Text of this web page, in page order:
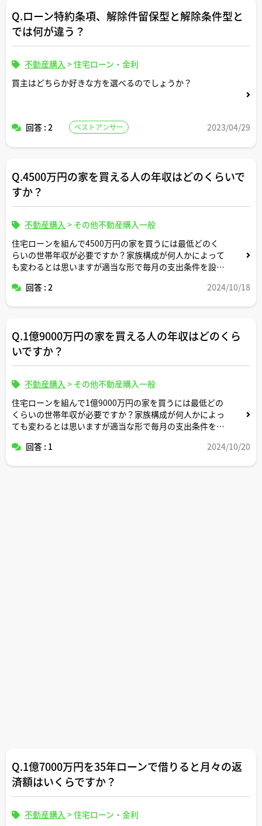
Q.ローン特約条項、解除件留保型と解除条件型と
では何が違う？
不動産購入 >住宅ローン・金利
買主はどちらか好きな方を選べるのでしょうか？
回答 : 2 ベストアンサー 2023/04/29
Q.4500万円の家を買える人の年収はどのくらいで
すか？
不動産購入 > その他不動産購入一般
住宅ローンを組んで4500万円の家を買うには最低どのく
らいの世帯年収が必要ですか？家族構成が何人かによって
も変わるとは思いますが適当な形で毎月の支出条件を設定
ください。
回答 : 2 2024/10/18
Q.1億9000万円の家を買える人の年収はどのくら
いですか？
不動産購入 > その他不動産購入一般
住宅ローンを組んで1億9000万円の家を買うには最低どの
くらいの世帯年収が必要ですか？家族構成が何人かによっ
ても変わるとは思いますが適当な形で毎月の支出条件を設
しください。
回答 : 1 2024/10/20
Q.1億7000万円を35年ローンで借りると月々の返
済額はいくらですか？
不動産購入 >住宅ローン・金利